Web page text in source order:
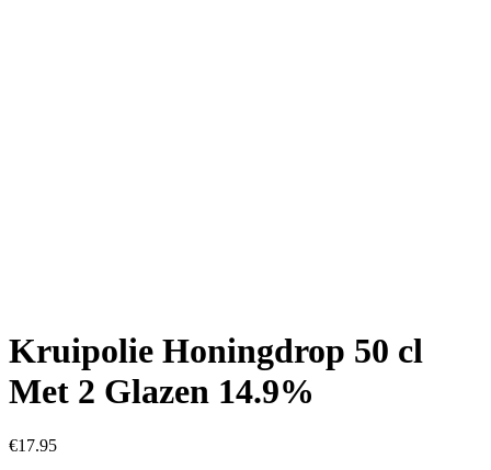
Kruipolie Honingdrop 50 cl
Met 2 Glazen 14.9%
€17.95